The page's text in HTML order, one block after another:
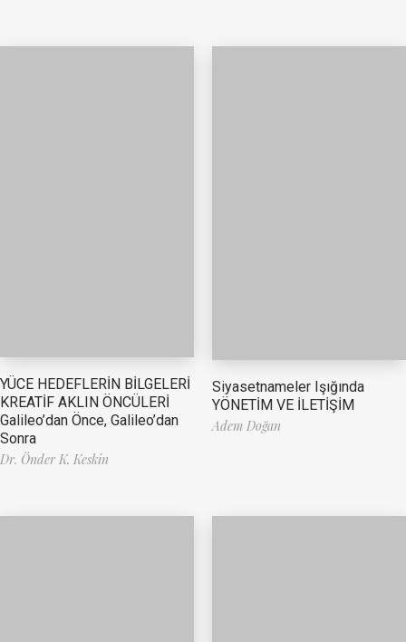
YÜCE HEDEFLERİN BİLGELERİ
KREATİF AKLIN ÖNCÜLERİ
Galileo’dan Önce, Galileo’dan
Sonra
Dr. Önder K. Keskin
Siyasetnameler Işığında
YÖNETİM VE İLETİŞİM
Adem Doğan